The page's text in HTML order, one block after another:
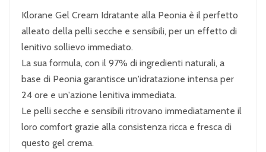
Klorane Gel Cream Idratante alla Peonia è il perfetto
alleato della pelli secche e sensibili, per un effetto di
lenitivo sollievo immediato.
La sua formula, con il 97% di ingredienti naturali, a
base di Peonia garantisce un'idratazione intensa per
24 ore e un'azione lenitiva immediata.
Le pelli secche e sensibili ritrovano immediatamente il
loro comfort grazie alla consistenza ricca e fresca di
questo gel crema.